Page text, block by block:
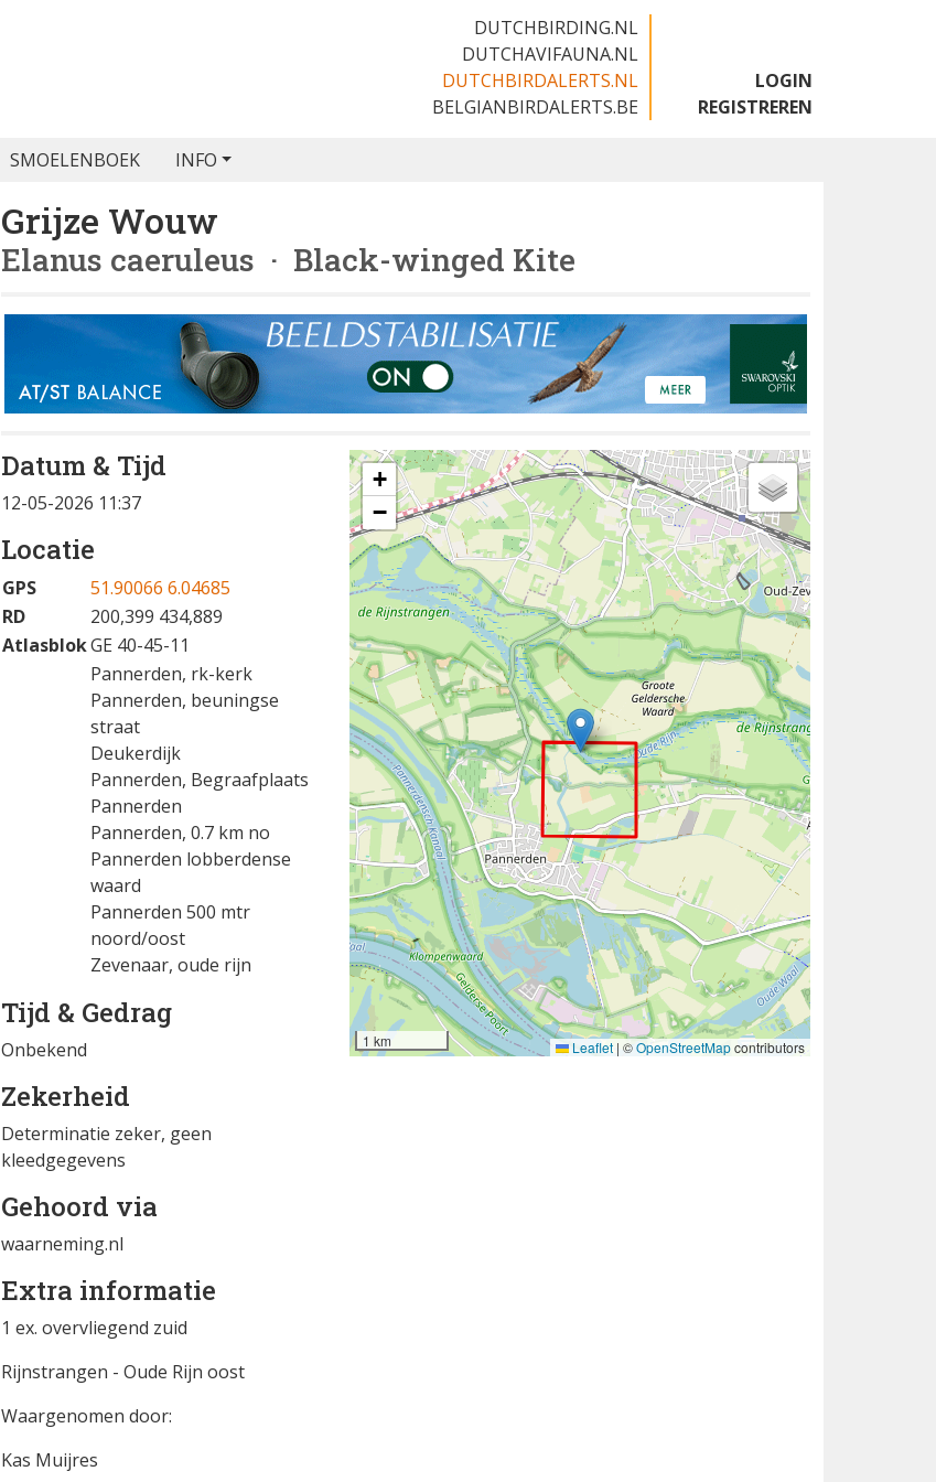
DUTCHBIRDING.NL
DUTCHAVIFAUNA.NL
DUTCHBIRDALERTS.NL
BELGIANBIRDALERTS.BE
LOGIN
REGISTREREN
SMOELENBOEK INFO
Grijze Wouw
Elanus caeruleus · Black-winged Kite
Datum & Tijd
12-05-2026 11:37
Locatie
GPS
51.90066 6.04685
RD
200,399 434,889
AtlasblokGE 40-45-11
Pannerden, rk-kerk
Pannerden, beuningse
straat
Deukerdijk
Pannerden, Begraafplaats
Pannerden
Pannerden, 0.7 km no
Pannerden lobberdense
waard
Pannerden 500 mtr
noord/oost
Zevenaar, oude rijn
Tijd & Gedrag
Onbekend
Zekerheid
Determinatie zeker, geen
kleedgegevens
Gehoord via
waarneming.nl
Extra informatie
1 ex. overvliegend zuid
Rijnstrangen - Oude Rijn oost
Waargenomen door:
Kas Muijres
+
−
1 km Leaflet | ©OpenStreetMapcontributors